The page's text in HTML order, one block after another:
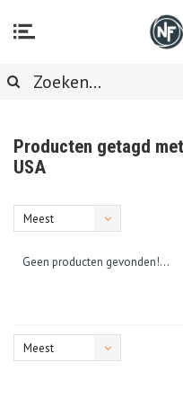
Producten getagd
USA
Meest
Geen producten gevonden!...
Meest